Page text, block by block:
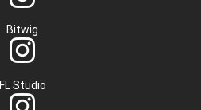
Bitwig
FL Studio